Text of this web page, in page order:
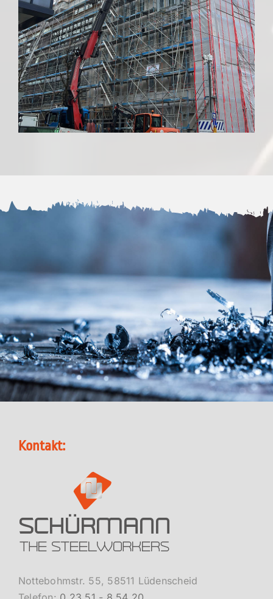
Kontakt:
Nottebohmstr. 55, 58511 Lüdenscheid